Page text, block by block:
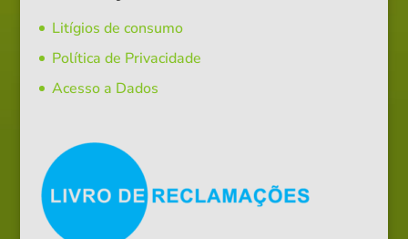
Litígios de consumo
Política de Privacidade
Acesso a Dados